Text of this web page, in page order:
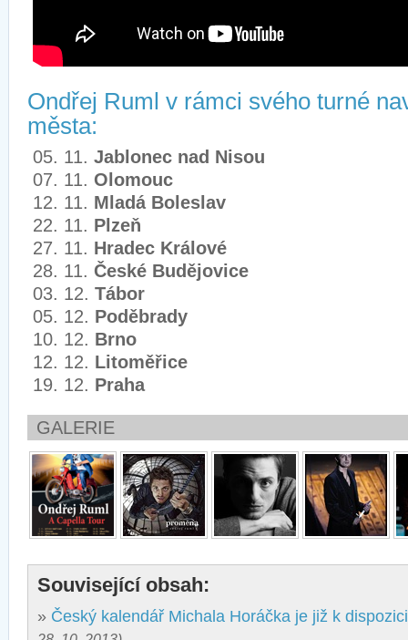
Ondřej Ruml v rámci svého turné
města:
05. 11. Jablonec nad Nisou
07. 11. Olomouc
12. 11. Mladá Boleslav
22. 11. Plzeň
27. 11. Hradec Králové
28. 11. České Budějovice
03. 12. Tábor
05. 12. Poděbrady
10. 12. Brno
12. 12. Litoměřice
19. 12. Praha
GALERIE
Související obsah:
» Český kalendář Michala Horáčka je již k